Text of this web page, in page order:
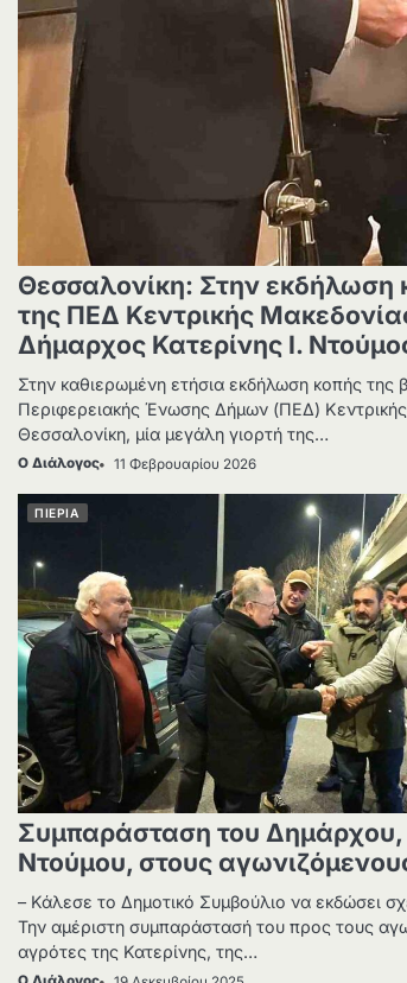
Θεσσαλονίκη: Στην εκδήλωση
της ΠΕΔ Κεντρικής
Δήμαρχος Κατερίνης Ι.
Στην καθιερωμένη ετήσια εκδήλωση κοπής της
Περιφερειακής Ένωσης Δήμων (ΠΕΔ)
Θεσσαλονίκη, μία μεγάλη γιορτή της…
Ο Διάλογος 11 Φεβρουαρίου 2026
ΠΙΕΡΙΑ
Συμπαράσταση του Δημάρχου,
Ντούμου, στους
– Κάλεσε το Δημοτικό Συμβούλιο να εκδώσει
Την αμέριστη συμπαράστασή του προς τους
αγρότες της Κατερίνης, της…